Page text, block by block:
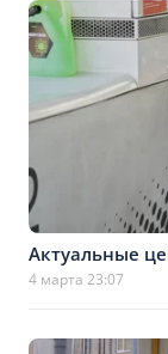
Актуальные
4 марта 23:07